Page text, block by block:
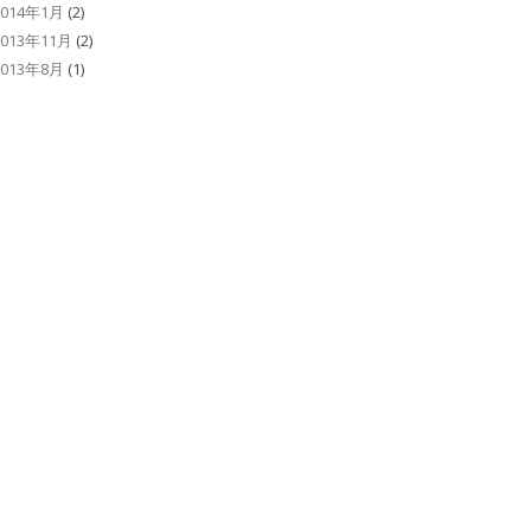
年1月 (2)
年11月 (2)
年8月 (1)